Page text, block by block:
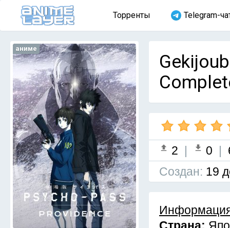
Торренты Telegram-
аниме
2 | 0 |
Cоздан: 19